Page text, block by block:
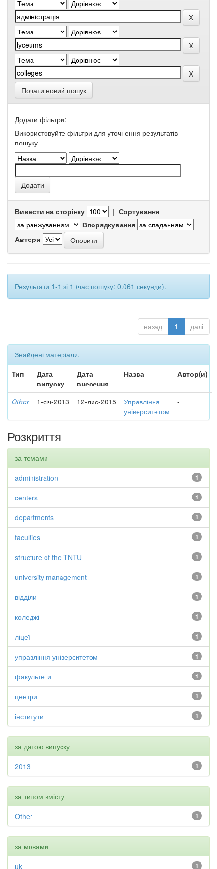
Почати новий пошук
Додати фільтри:
Використовуйте фільтри для уточнення результатів
пошуку.
Вивести на сторінку | Сортування
Впорядкування
Автори
Результати 1-1 зі 1 (час пошуку: 0.061 секунди).
назад 1 далі
Знайдені матеріали:
Тип
Дата
випуску
Дата
внесення
Назва Автор(и)
Other 1-січ-2013 12-лис-2015
Управління
університетом
-
Розкриття
за темами
1
administration
1
centers
1
departments
1
faculties
1
structure of the TNTU
1
university management
1
відділи
1
коледжі
1
ліцеї
1
управління університетом
1
факультети
1
центри
1
інститути
за датою випуску
1
2013
за типом вмісту
1
Other
за мовами
1
uk